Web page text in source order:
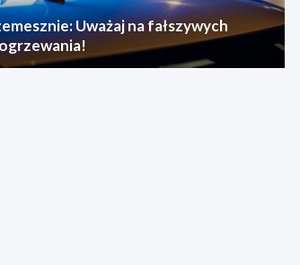
Uważaj na fałszywych